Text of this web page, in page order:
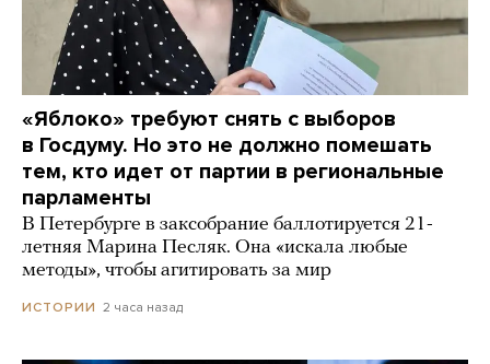
«Яблоко» требуют снять с выборов
в Госдуму. Но это не должно помешать
тем, кто идет от партии в региональные
парламенты
В Петербурге в заксобрание баллотируется 21-
летняя Марина Песляк. Она «искала любые
методы», чтобы агитировать за мир
ИСТОРИИ 2 часа назад